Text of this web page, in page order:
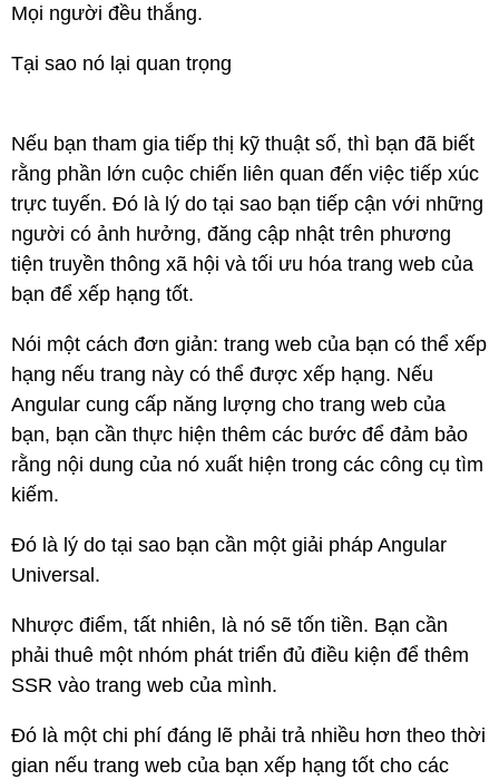
Mọi người đều thắng.
Tại sao nó lại quan trọng
Nếu bạn tham gia tiếp thị kỹ thuật số, thì bạn đã biết
rằng phần lớn cuộc chiến liên quan đến việc tiếp xúc
trực tuyến. Đó là lý do tại sao bạn tiếp cận với những
người có ảnh hưởng, đăng cập nhật trên phương
tiện truyền thông xã hội và tối ưu hóa trang web của
bạn để xếp hạng tốt.
Nói một cách đơn giản: trang web của bạn có thể xếp
hạng nếu trang này có thể được xếp hạng. Nếu
Angular cung cấp năng lượng cho trang web của
bạn, bạn cần thực hiện thêm các bước để đảm bảo
rằng nội dung của nó xuất hiện trong các công cụ tìm
kiếm.
Đó là lý do tại sao bạn cần một giải pháp Angular
Universal.
Nhược điểm, tất nhiên, là nó sẽ tốn tiền. Bạn cần
phải thuê một nhóm phát triển đủ điều kiện để thêm
SSR vào trang web của mình.
Đó là một chi phí đáng lẽ phải trả nhiều hơn theo thời
gian nếu trang web của bạn xếp hạng tốt cho các